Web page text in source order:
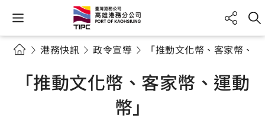
港務快訊 政令宣導 「推動文化幣、客家幣、
「推動文化幣、客家幣、運動
幣」